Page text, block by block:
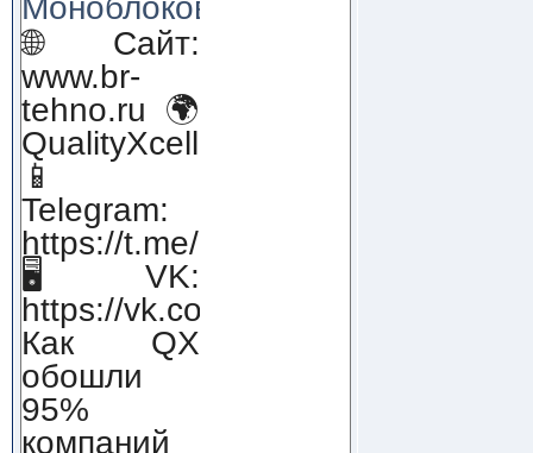
🌐 Сайт:
www.br-
tehno.ru 🌍
QualityXcellence.ru
📱
Telegram:
https://t.me/qx_lab_IT
🖥 VK:
https://vk.com/qualityxcellenc
Как QX
обошли
95%
компаний